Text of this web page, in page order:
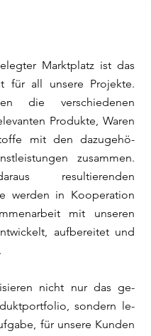
Marktplatz ist das
für all unsere Projekte.
die verschiedenen
Produkte, Waren
mit den dazugehö-
zusammen.
resultierenden
werden in Kooperation
mit unseren
aufbereitet und
nicht nur das ge-
sondern le-
für unsere Kunden